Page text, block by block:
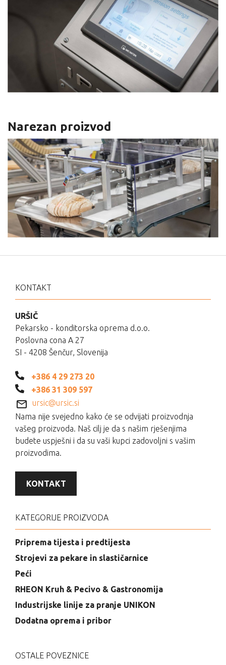
Narezan proizvod
KONTAKT
URŠIČ
Pekarsko - konditorska oprema d.o.o.
Poslovna cona A 27
SI - 4208 Šenčur, Slovenija
+386 4 29 273 20
+386 31 309 597
ursic@ursic.si
Nama nije svejedno kako će se odvijati proizvodnja
vašeg proizvoda. Naš cilj je da s našim rješenjima
budete uspješni i da su vaši kupci zadovoljni s vašim
proizvodima.
KONTAKT
KATEGORIJE PROIZVODA
Priprema tijesta i predtijesta
Strojevi za pekare in slastičarnice
Peći
RHEON Kruh & Pecivo & Gastronomija
Industrijske linije za pranje UNIKON
Dodatna oprema i pribor
OSTALE POVEZNICE